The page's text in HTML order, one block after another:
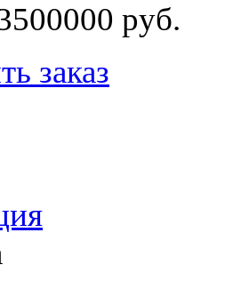
руб.
заказ